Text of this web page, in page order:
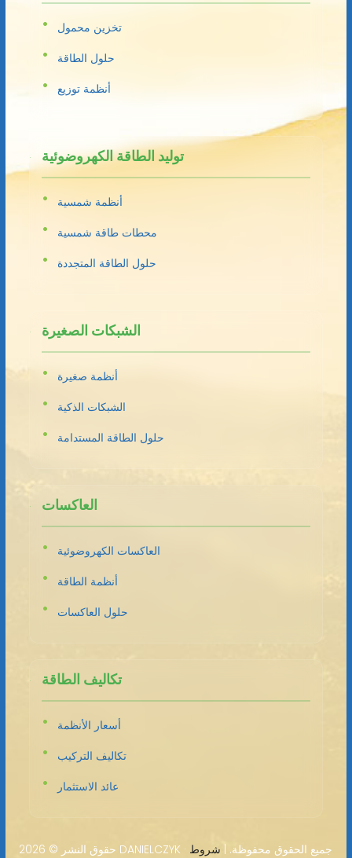
تخزين محمول
حلول الطاقة
أنظمة توزيع
توليد الطاقة الكهروضوئية
أنظمة شمسية
محطات طاقة شمسية
حلول الطاقة المتجددة
الشبكات الصغيرة
أنظمة صغيرة
الشبكات الذكية
حلول الطاقة المستدامة
العاكسات
العاكسات الكهروضوئية
أنظمة الطاقة
حلول العاكسات
تكاليف الطاقة
أسعار الأنظمة
تكاليف التركيب
عائد الاستثمار
حقوق النشر © 2026 DANIELCZYK · جميع الحقوق محفوظة. | شروط